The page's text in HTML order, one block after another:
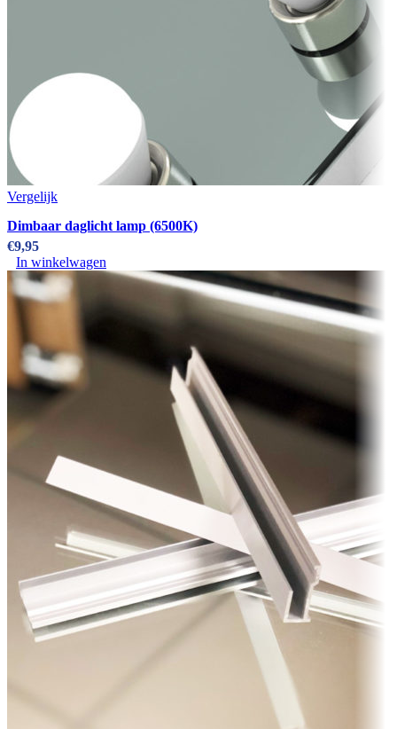
Vergelijk
Dimbaar daglicht lamp (6500K)
€9,95
In winkelwagen